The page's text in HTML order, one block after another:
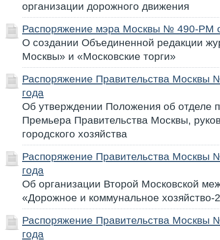
организации дорожного движения
Распоряжение мэра Москвы № 490-РМ
О создании Объединенной редакции
Москвы» и «Московские торги»
Распоряжение Правительства Москвы
года
Об утверждении Положения об отделе
Премьера Правительства Москвы,
городского хозяйства
Распоряжение Правительства Москвы
года
Об организации Второй Московской
«Дорожное и коммунальное хозяйство-
Распоряжение Правительства Москвы
года